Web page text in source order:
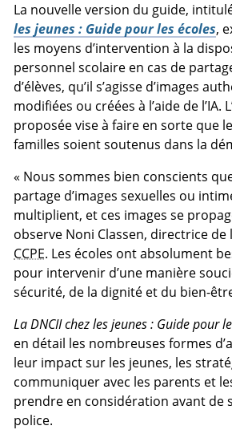
La nouvelle version du guide,
les jeunes : Guide pour les écoles,
les moyens d’intervention à la
personnel scolaire en cas de
d’élèves, qu’il s’agisse d’images
modifiées ou créées à l’aide de l’IA.
proposée vise à faire en sorte que
familles soient soutenus dans la
« Nous sommes bien conscients
partage d’images sexuelles ou
multiplient, et ces images se
observe Noni Classen, directrice de
CCPE. Les écoles ont absolument
pour intervenir d’une manière
sécurité, de la dignité et du bien-
La DNCII chez les jeunes : Guide pour
en détail les nombreuses formes
leur impact sur les jeunes, les
communiquer avec les parents et
prendre en considération avant de
police.